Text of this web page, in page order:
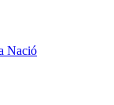
Nació